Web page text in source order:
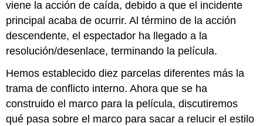
viene la acción de caída, debido a que el incidente
principal acaba de ocurrir. Al término de la acción
descendente, el espectador ha llegado a la
resolución/desenlace, terminando la película.
Hemos establecido diez parcelas diferentes más la
trama de conflicto interno. Ahora que se ha
construido el marco para la película, discutiremos
qué pasa sobre el marco para sacar a relucir el estilo